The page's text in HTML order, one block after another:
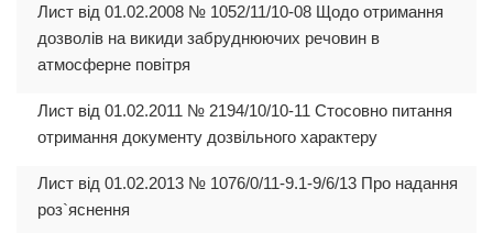
Лист від 01.02.2008 № 1052/11/10-08 Щодо отримання
дозволів на викиди забруднюючих речовин в
атмосферне повітря
Лист від 01.02.2011 № 2194/10/10-11 Стосовно питання
отримання документу дозвільного характеру
Лист від 01.02.2013 № 1076/0/11-9.1-9/6/13 Про надання
роз`яснення